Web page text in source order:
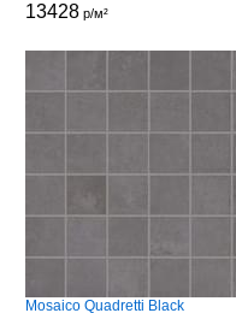
13428р/м²
Mosaico Quadretti Black